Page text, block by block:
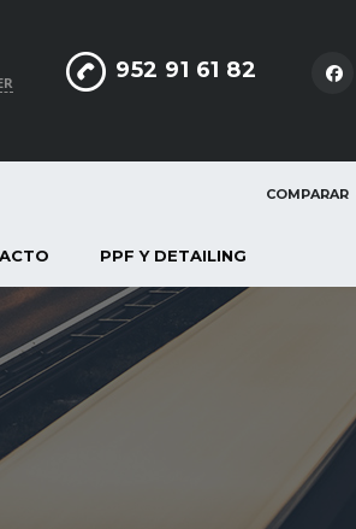
952 91 61 82
COMPARAR
PPF Y DETAILING